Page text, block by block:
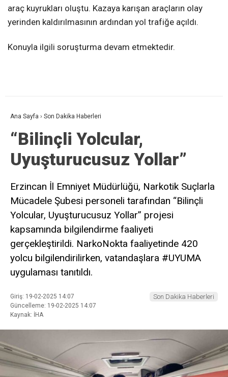
araç kuyrukları oluştu. Kazaya karışan araçların olay
yerinden kaldırılmasının ardından yol trafiğe açıldı.
Konuyla ilgili soruşturma devam etmektedir.
Ana Sayfa › Son Dakika Haberleri
“Bilinçli Yolcular,
Uyuşturucusuz Yollar”
Erzincan İl Emniyet Müdürlüğü, Narkotik Suçlarla
Mücadele Şubesi personeli tarafından “Bilinçli
Yolcular, Uyuşturucusuz Yollar” projesi
kapsamında bilgilendirme faaliyeti
gerçekleştirildi. NarkoNokta faaliyetinde 420
yolcu bilgilendirilirken, vatandaşlara #UYUMA
uygulaması tanıtıldı.
Giriş: 19-02-2025 14:07
Güncelleme: 19-02-2025 14:07
Kaynak: İHA
Son Dakika Haberleri